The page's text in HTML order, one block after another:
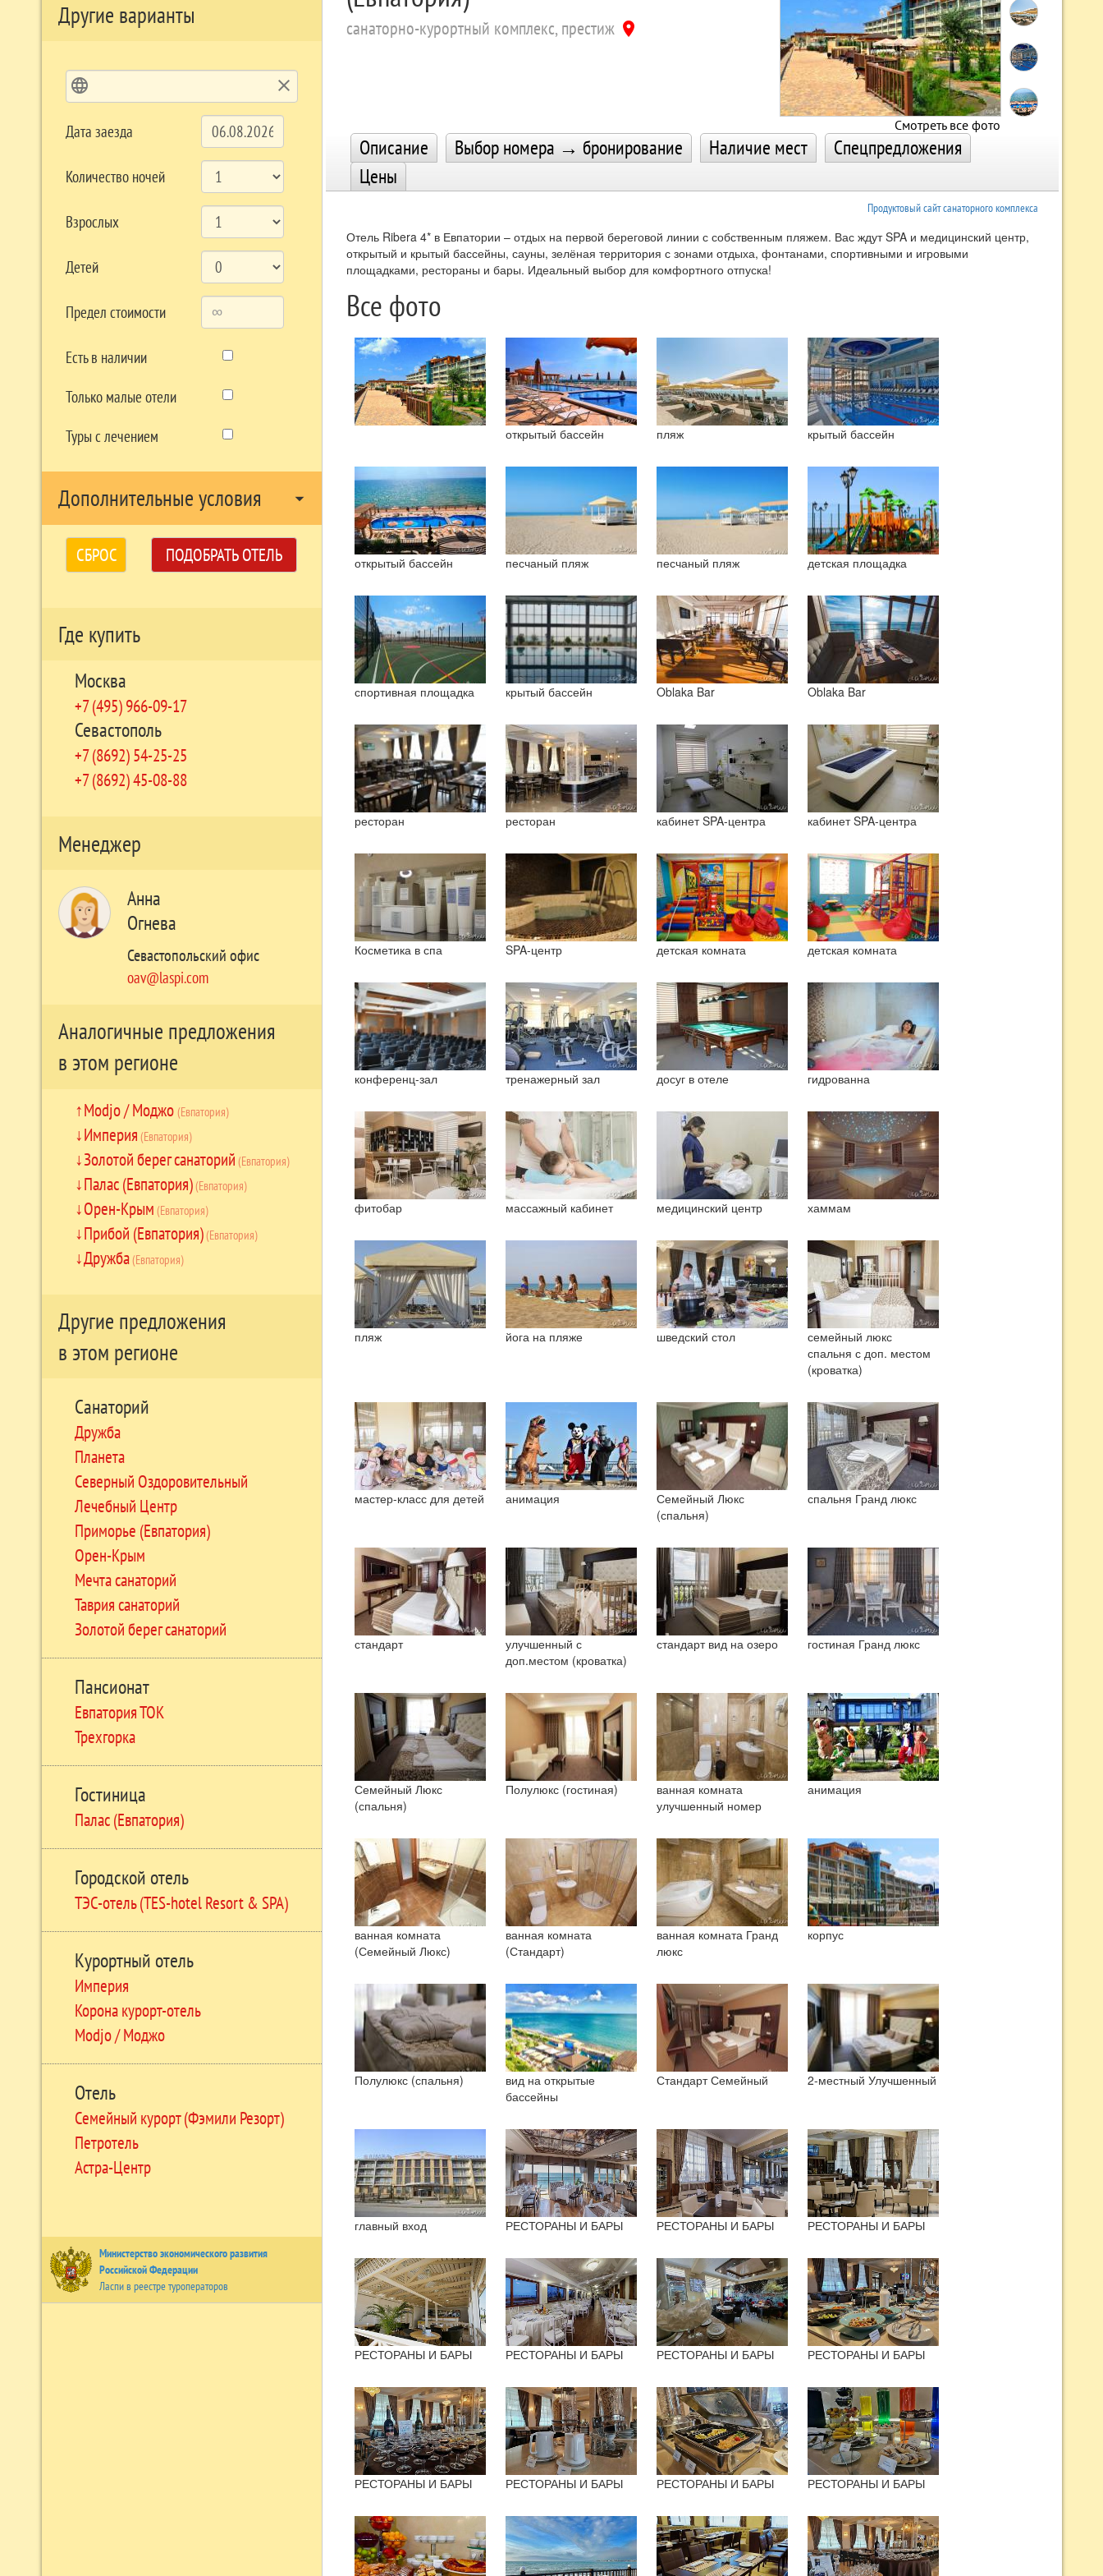
Другие варианты
language clear
Дата заезда
Количество ночей
Взрослых
Детей
Предел стоимости
Есть в наличии
Только малые отели
Туры с лечением
Дополнительные условия arrow_drop_down
СБРОС ПОДОБРАТЬ ОТЕЛЬ
Где купить
Москва
+7 (495) 966-09-17
Севастополь
+7 (8692) 54-25-25
+7 (8692) 45-08-88
Менеджер
Анна
Огнева
Севастопольский офис
oav@laspi.com
Аналогичные предложения
в этом регионе
Modjo / Моджо (Евпатория)
Империя (Евпатория)
Золотой берег санаторий (Евпатория)
Палас (Евпатория)(Евпатория)
Орен-Крым (Евпатория)
Прибой (Евпатория)(Евпатория)
Дружба(Евпатория)
Другие предложения
в этом регионе
Санаторий
Дружба
Планета
Северный Оздоровительный
Лечебный Центр
Приморье (Евпатория)
Орен-Крым
Мечта санаторий
Таврия санаторий
Золотой берег санаторий
Пансионат
Евпатория ТОК
Трехгорка
Гостиница
Палас (Евпатория)
Городской отель
ТЭС-отель (TES-hotel Resort & SPA)
Курортный отель
Империя
Корона курорт-отель
Modjo / Моджо
Отель
Семейный курорт (Фэмили Резорт)
Петротель
Астра-Центр
Министерство экономического развития
Российской Федерации
Ласпи в реестре туроператоров
санаторно-курортный комплекс, престиж location_on
Смотреть все фото
Описание Выбор номера → бронирование Наличие мест
Спецпредложения
Цены
Продуктовый сайт санаторного комплекса
Отель Ribera 4* в Евпатории – отдых на первой береговой линии с собственным пляжем. Вас ждут SPA и медицинский центр,
открытый и крытый бассейны, сауны, зелёная территория с зонами отдыха, фонтанами, спортивными и игровыми
площадками, рестораны и бары. Идеальный выбор для комфортного отпуска!
Все фото
открытый бассейн пляж крытый бассейн
открытый бассейн песчаный пляж песчаный пляж детская площадка
спортивная площадка крытый бассейн Oblaka Bar Oblaka Bar
ресторан ресторан кабинет SPA-центра кабинет SPA-центра
Косметика в спа SPA-центр детская комната детская комната
конференц-зал тренажерный зал досуг в отеле гидрованна
фитобар массажный кабинет медицинский центр хаммам
пляж йога на пляже шведский стол
семейный люкс
спальня с доп. местом
(кроватка)
мастер-класс для детей анимация
Семейный Люкс
(спальня)
спальня Гранд люкс
стандарт
улучшенный с
доп.местом (кроватка)
стандарт вид на озеро гостиная Гранд люкс
Семейный Люкс
(спальня)
Полулюкс (гостиная)
ванная комната
улучшенный номер
анимация
ванная комната
(Семейный Люкс)
ванная комната
(Стандарт)
ванная комната Гранд
люкс
корпус
Полулюкс (спальня)
вид на открытые
бассейны
Стандарт Семейный 2-местный Улучшенный
главный вход РЕСТОРАНЫ И БАРЫ РЕСТОРАНЫ И БАРЫ РЕСТОРАНЫ И БАРЫ
РЕСТОРАНЫ И БАРЫ РЕСТОРАНЫ И БАРЫ РЕСТОРАНЫ И БАРЫ РЕСТОРАНЫ И БАРЫ
РЕСТОРАНЫ И БАРЫ РЕСТОРАНЫ И БАРЫ РЕСТОРАНЫ И БАРЫ РЕСТОРАНЫ И БАРЫ